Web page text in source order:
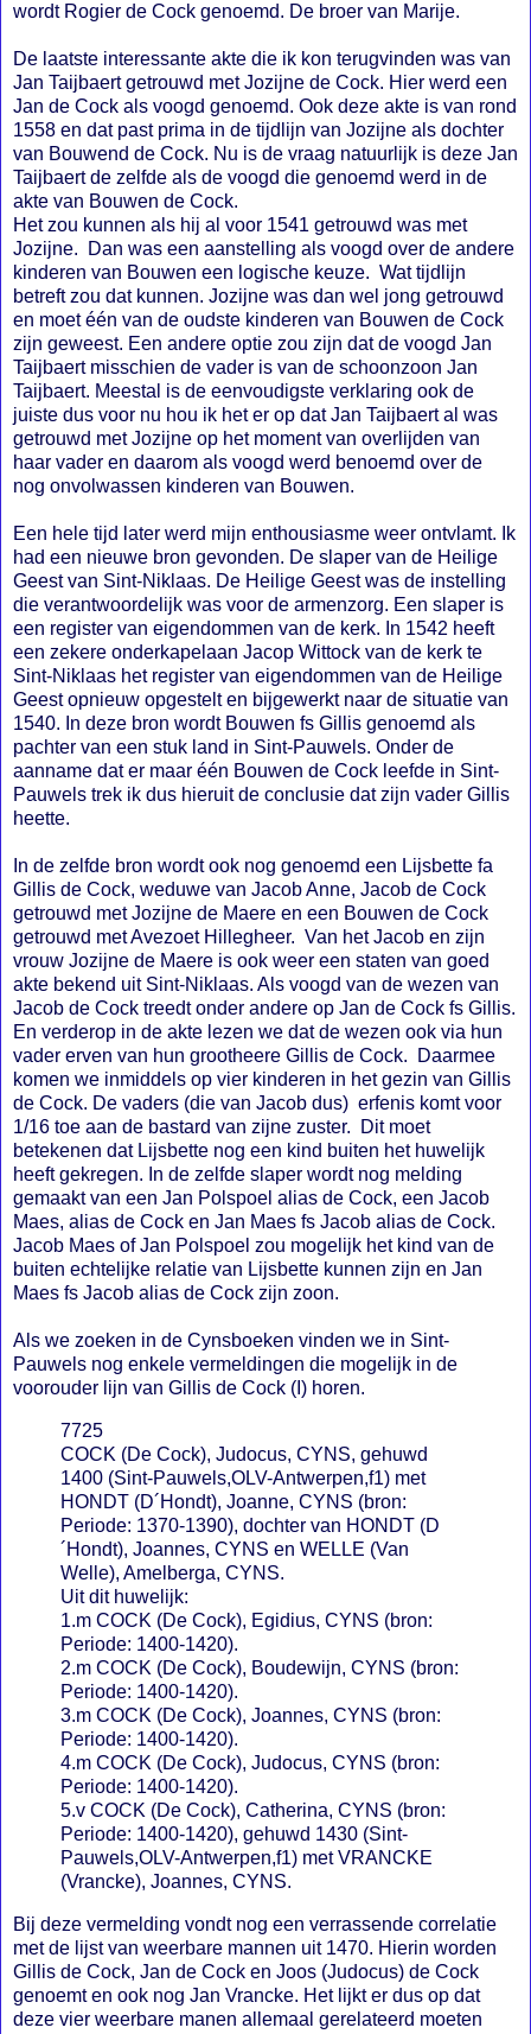
wordt Rogier de Cock genoemd. De broer van Marije.
De laatste interessante akte die ik kon terugvinden was van
Jan Taijbaert getrouwd met Jozijne de Cock. Hier werd een
Jan de Cock als voogd genoemd. Ook deze akte is van rond
1558 en dat past prima in de tijdlijn van Jozijne als dochter
van Bouwend de Cock. Nu is de vraag natuurlijk is deze Jan
Taijbaert de zelfde als de voogd die genoemd werd in de
akte van Bouwen de Cock.
Het zou kunnen als hij al voor 1541 getrouwd was met
Jozijne. Dan was een aanstelling als voogd over de andere
kinderen van Bouwen een logische keuze. Wat tijdlijn
betreft zou dat kunnen. Jozijne was dan wel jong getrouwd
en moet één van de oudste kinderen van Bouwen de Cock
zijn geweest. Een andere optie zou zijn dat de voogd Jan
Taijbaert misschien de vader is van de schoonzoon Jan
Taijbaert. Meestal is de eenvoudigste verklaring ook de
juiste dus voor nu hou ik het er op dat Jan Taijbaert al was
getrouwd met Jozijne op het moment van overlijden van
haar vader en daarom als voogd werd benoemd over de
nog onvolwassen kinderen van Bouwen.
Een hele tijd later werd mijn enthousiasme weer ontvlamt. Ik
had een nieuwe bron gevonden. De slaper van de Heilige
Geest van Sint-Niklaas. De Heilige Geest was de instelling
die verantwoordelijk was voor de armenzorg. Een slaper is
een register van eigendommen van de kerk. In 1542 heeft
een zekere onderkapelaan Jacop Wittock van de kerk te
Sint-Niklaas het register van eigendommen van de Heilige
Geest opnieuw opgestelt en bijgewerkt naar de situatie van
1540. In deze bron wordt Bouwen fs Gillis genoemd als
pachter van een stuk land in Sint-Pauwels. Onder de
aanname dat er maar één Bouwen de Cock leefde in Sint-
Pauwels trek ik dus hieruit de conclusie dat zijn vader Gillis
heette.
In de zelfde bron wordt ook nog genoemd een Lijsbette fa
Gillis de Cock, weduwe van Jacob Anne, Jacob de Cock
getrouwd met Jozijne de Maere en een Bouwen de Cock
getrouwd met Avezoet Hillegheer. Van het Jacob en zijn
vrouw Jozijne de Maere is ook weer een staten van goed
akte bekend uit Sint-Niklaas. Als voogd van de wezen van
Jacob de Cock treedt onder andere op Jan de Cock fs Gillis.
En verderop in de akte lezen we dat de wezen ook via hun
vader erven van hun grootheere Gillis de Cock. Daarmee
komen we inmiddels op vier kinderen in het gezin van Gillis
de Cock. De vaders (die van Jacob dus) erfenis komt voor
1/16 toe aan de bastard van zijne zuster. Dit moet
betekenen dat Lijsbette nog een kind buiten het huwelijk
heeft gekregen. In de zelfde slaper wordt nog melding
gemaakt van een Jan Polspoel alias de Cock, een Jacob
Maes, alias de Cock en Jan Maes fs Jacob alias de Cock.
Jacob Maes of Jan Polspoel zou mogelijk het kind van de
buiten echtelijke relatie van Lijsbette kunnen zijn en Jan
Maes fs Jacob alias de Cock zijn zoon.
Als we zoeken in de Cynsboeken vinden we in Sint-
Pauwels nog enkele vermeldingen die mogelijk in de
voorouder lijn van Gillis de Cock (I) horen.
7725
COCK (De Cock), Judocus, CYNS, gehuwd
1400 (Sint-Pauwels,OLV-Antwerpen,f1) met
HONDT (D´Hondt), Joanne, CYNS (bron:
Periode: 1370-1390), dochter van HONDT (D
´Hondt), Joannes, CYNS en WELLE (Van
Welle), Amelberga, CYNS.
Uit dit huwelijk:
1.m COCK (De Cock), Egidius, CYNS (bron:
Periode: 1400-1420).
2.m COCK (De Cock), Boudewijn, CYNS (bron:
Periode: 1400-1420).
3.m COCK (De Cock), Joannes, CYNS (bron:
Periode: 1400-1420).
4.m COCK (De Cock), Judocus, CYNS (bron:
Periode: 1400-1420).
5.v COCK (De Cock), Catherina, CYNS (bron:
Periode: 1400-1420), gehuwd 1430 (Sint-
Pauwels,OLV-Antwerpen,f1) met VRANCKE
(Vrancke), Joannes, CYNS.
Bij deze vermelding vondt nog een verrassende correlatie
met de lijst van weerbare mannen uit 1470. Hierin worden
Gillis de Cock, Jan de Cock en Joos (Judocus) de Cock
genoemt en ook nog Jan Vrancke. Het lijkt er dus op dat
deze vier weerbare manen allemaal gerelateerd moeten